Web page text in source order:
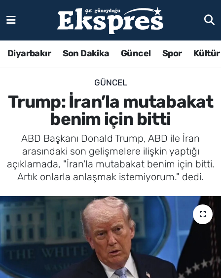
Diyarbakır Son Dakika Güncel Spor
GÜNCEL
Trump: İran’la mutabakat
benim için bitti
ABD Başkanı Donald Trump, ABD ile İran
arasındaki son gelişmelere ilişkin yaptığı
açıklamada, "İran'la mutabakat benim için bitti.
Artık onlarla anlaşmak istemiyorum." dedi.